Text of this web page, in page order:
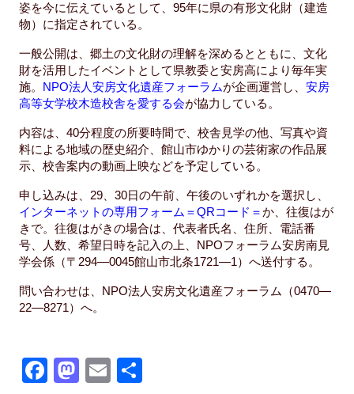
姿を今に伝えているとして、95年に県の有形文化財（建造
物）に指定されている。
一般公開は、郷土の文化財の理解を深めるとともに、文化
財を活用したイベントとして県教委と安房高により毎年実
施。 NPO法人安房文化遺産フォーラムが企画運営し、 安房
高等女学校木造校舎を愛する会が協力している。
内容は、40分程度の所要時間で、校舎見学の他、写真や資
料による地域の歴史紹介、館山市ゆかりの芸術家の作品展
示、校舎案内の動画上映などを予定している。
申し込みは、29、30日の午前、午後のいずれかを選択し、
インターネットの専用フォーム ＝QRコード＝か、往復はが
きで。往復はがきの場合は、代表者氏名、住所、電話番
号、人数、希望日時を記入の上、NPOフォーラム安房南見
学会係（〒294―0045館山市北条1721―1）へ送付する。
問い合わせは、NPO法人安房文化遺産フォーラム（0470―
22―8271）へ。
F
M
E